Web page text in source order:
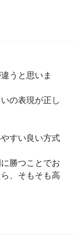
うと思いま
の表現が正し
すい良い方式
勝つことでお
、そもそも高